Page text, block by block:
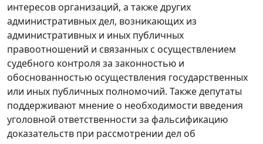
интересов организаций, а также других
административных дел, возникающих из
административных и иных публичных
правоотношений и связанных с осуществлением
судебного контроля за законностью и
обоснованностью осуществления государственных
или иных публичных полномочий. Также депутаты
поддерживают мнение о необходимости введения
уголовной ответственности за фальсификацию
доказательств при рассмотрении дел об